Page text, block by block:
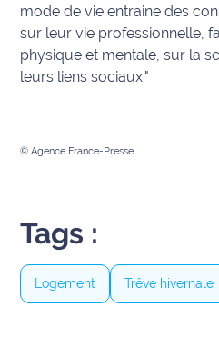
Partenaires
L'invité(e)
Fil
rouge
Maritima
mode de vie entraine des
sur leur vie professionnelle,
physique et mentale, sur la
leurs liens sociaux."
© Agence France-Presse
Tags :
Logement Trêve hivernale